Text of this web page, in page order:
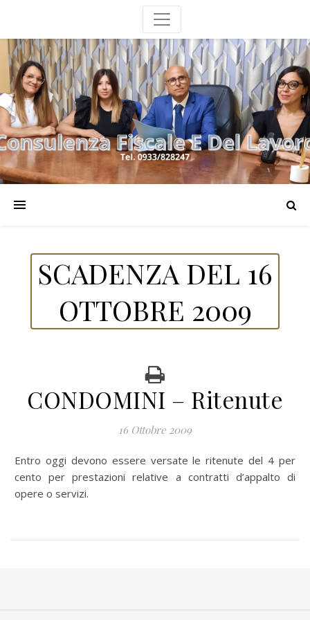
SCADENZA DEL 16
OTTOBRE 2009
CONDOMINI – Ritenute
16 Ottobre 2009
Entro oggi devono essere versate le ritenute del 4 per
cento per prestazioni relative a contratti d’appalto di
opere o servizi.